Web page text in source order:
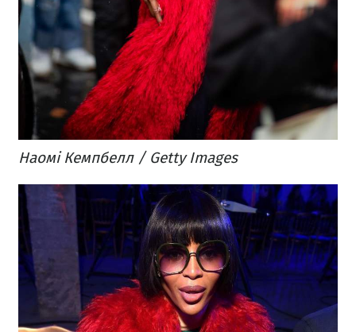
Наомі Кемпбелл / Getty Images